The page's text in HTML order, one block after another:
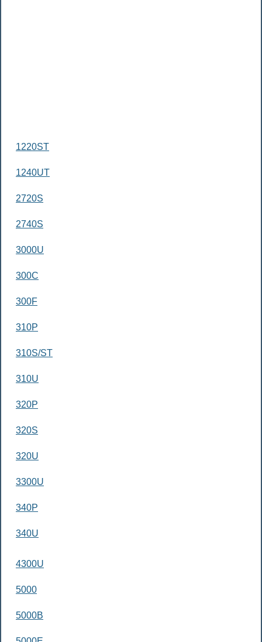
1220ST
1240UT
2720S
2740S
3000U
300C
300F
310P
310S/ST
310U
320P
320S
320U
3300U
340P
340U
4300U
5000
5000B